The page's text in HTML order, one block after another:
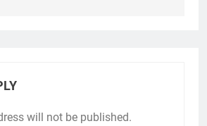
will not be published.